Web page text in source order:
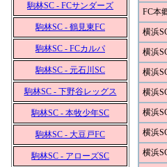
駒林SC - FCサンダーズ
駒林SC - 鶴見東FC
駒林SC - FCカルパ
駒林SC - 元石川SC
駒林SC - 下野谷レッグス
駒林SC - 本牧少年SC
駒林SC - 大豆戸FC
駒林SC - アローズSC
FC本
横浜
横浜
横浜
横浜
横浜
横浜
横浜